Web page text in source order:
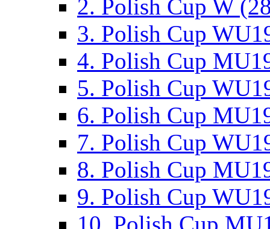
2. Polish Cup W
3. Polish Cup
4. Polish Cup
5. Polish Cup
6. Polish Cup
7. Polish Cup
8. Polish Cup
9. Polish Cup
10. Polish Cup